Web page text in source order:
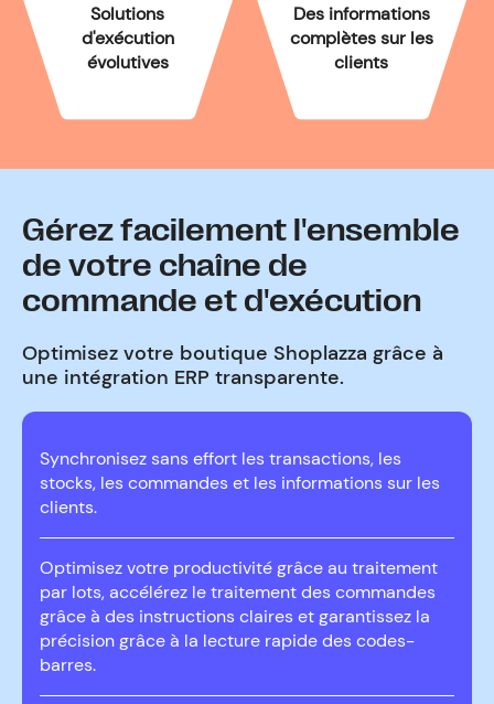
Solutions
d'exécution
évolutives
Des informations
complètes sur les
clients
Gérez facilement l'ensemble
de votre chaîne de
commande et d'exécution
Optimisez votre boutique Shoplazza grâce à
une intégration ERP transparente.
Synchronisez sans effort les transactions, les
stocks, les commandes et les informations sur les
clients.
Optimisez votre productivité grâce au traitement
par lots, accélérez le traitement des commandes
grâce à des instructions claires et garantissez la
précision grâce à la lecture rapide des codes-
barres.